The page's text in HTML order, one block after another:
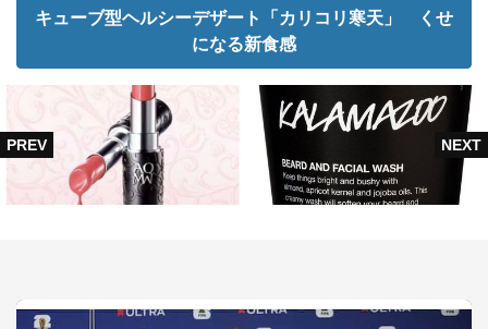
キューブ型ヘルシーデザート「カリコリ寒天」 くせ
になる新食感